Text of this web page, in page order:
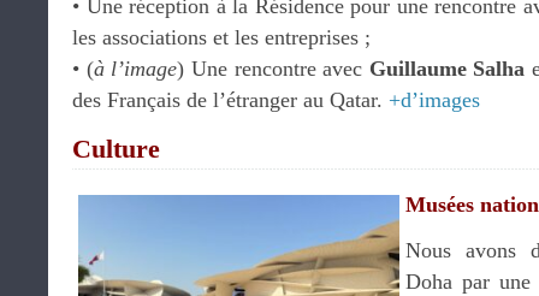
•⁠ ⁠Une réception à la Résidence pour une rencontre
les associations et les entreprises ;
•⁠ ⁠(à l’image) Une rencontre avec Guillaume Salha
des Français de l’étranger au Qatar. +d’images
Culture
Musées
Nous avons
Doha par